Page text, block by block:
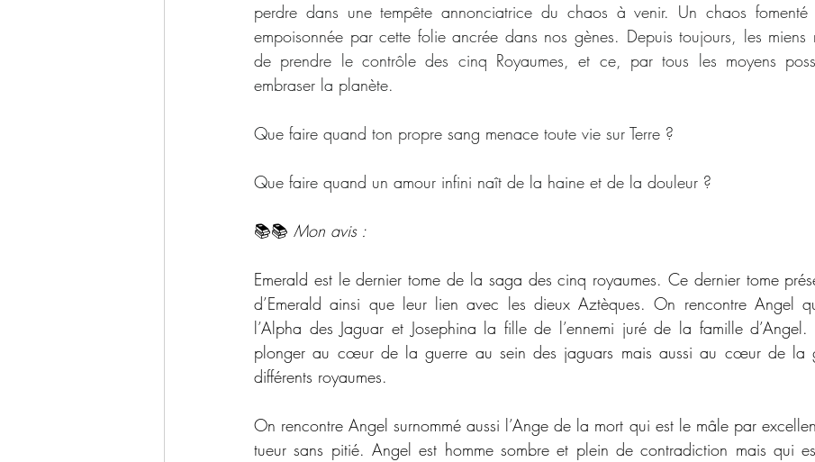
perdre dans une tempête annonciatrice du chaos à venir. Un chaos
empoisonnée par cette folie ancrée dans nos gènes. Depuis toujours, les miens
de prendre le contrôle des cinq Royaumes, et ce, par tous les moyens
embraser la planète.
Que faire quand ton propre sang menace toute vie sur Terre ?
Que faire quand un amour infini naît de la haine et de la douleur ?
📚📚 Mon avis :
Emerald est le dernier tome de la saga des cinq royaumes. Ce dernier tome
d’Emerald ainsi que leur lien avec les dieux Aztèques. On rencontre Angel
l’Alpha des Jaguar et Josephina la fille de l’ennemi juré de la famille
plonger au cœur de la guerre au sein des jaguars mais aussi au cœur de la
différents royaumes.
On rencontre Angel surnommé aussi l’Ange de la mort qui est le mâle par
tueur sans pitié. Angel est homme sombre et plein de contradiction mais qui